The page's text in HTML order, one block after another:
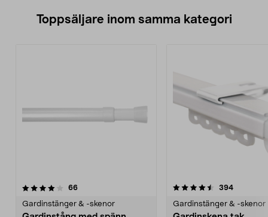
Toppsäljare inom samma kategori
66recensioner
Gardinstänger & -skenor
4.5 av 5 stjärnor 394
Gardinstänger & -skenor
4.0 av 5 stjärnor